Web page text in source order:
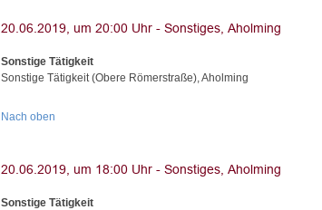
Sonstige Tätigkeit
Sonstige Tätigkeit (Obere Römerstraße), Aholming
Nach oben
Sonstige Tätigkeit